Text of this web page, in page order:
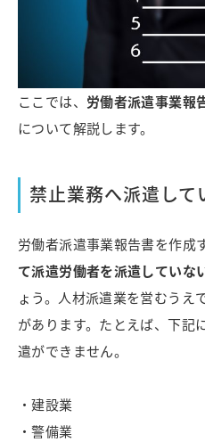
ここでは、 労働者派遣事業報
について解説します。
禁止業務へ派遣して
労働者派遣事業報告書を作成
て派遣労働者を派遣していな
ょう。人材派遣業を営むうえ
があります。たとえば、下記
遣ができません。
・建設業
・警備業